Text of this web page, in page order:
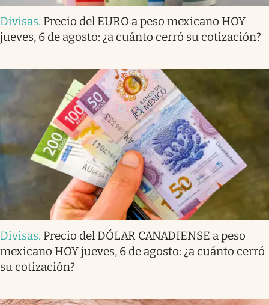
Divisas. Precio del EURO a peso mexicano HOY
jueves, 6 de agosto: ¿a cuánto cerró su cotización?
Divisas. Precio del DÓLAR CANADIENSE a peso
mexicano HOY jueves, 6 de agosto: ¿a cuánto cerró
su cotización?